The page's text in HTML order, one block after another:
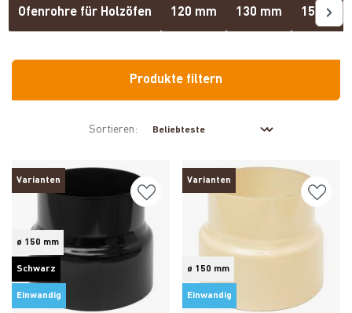
Ofenrohre für Holzöfen 120 mm 130 mm 150 mm
Produkte filtern
Sortieren:
Varianten
ø 150 mm
Schwarz
Einwandig
Produkt ansehen
Varianten
ø 150 mm
Einwandig
Produkt ansehen